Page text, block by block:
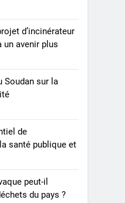
d’incinérateur
un avenir plus
Soudan sur la
de
santé publique et
peut-il
du pays ?